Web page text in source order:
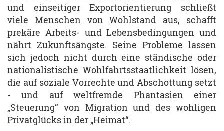
und einseitiger Exportorientierung schließt
viele Menschen von Wohlstand aus, schafft
prekäre Arbeits- und Lebensbedingungen und
nährt Zukunftsängste. Seine Probleme lassen
sich jedoch nicht durch eine ständische oder
nationalistische Wohlfahrtsstaatlichkeit lösen,
die auf soziale Vorrechte und Abschottung setzt
- und auf weltfremde Phantasien einer
„Steuerung“ von Migration und des wohligen
Privatglücks in der „Heimat“.